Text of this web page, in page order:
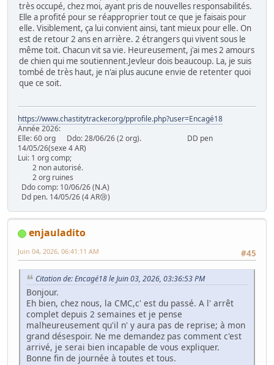
très occupé, chez moi, ayant pris de nouvelles responsabilités.
Elle a profité pour se réapproprier tout ce que je faisais pour
elle. Visiblement, ça lui convient ainsi, tant mieux pour elle. On
est de retour 2 ans en arrière. 2 étrangers qui vivent sous le
même toit. Chacun vit sa vie. Heureusement, j'ai mes 2 amours
de chien qui me soutiennent.Jevleur dois beaucoup. La, je suis
tombé de très haut, je n'ai plus aucune envie de retenter quoi
que ce soit.
https://www.chastitytracker.org/pprofile.php?user=Encagé18
Année 2026:
Elle: 60 org Ddo: 28/06/26 (2 org). DD pen
14/05/26(sexe 4 AR)
Lui: 1 org comp;
2 non autorisé.
2 org ruines
Ddo comp: 10/06/26 (N.A)
Dd pen. 14/05/26 (4 AR😢)
enjauladito
#45
Juin 04, 2026, 06:41:11 AM
Citation de: Encagé18 le Juin 03, 2026, 03:36:53 PM
Bonjour.
Eh bien, chez nous, la CMC,c' est du passé. A l' arrêt
complet depuis 2 semaines et je pense
malheureusement qu'il n' y aura pas de reprise; à mon
grand désespoir. Ne me demandez pas comment c'est
arrivé, je serai bien incapable de vous expliquer.
Bonne fin de journée à toutes et tous.